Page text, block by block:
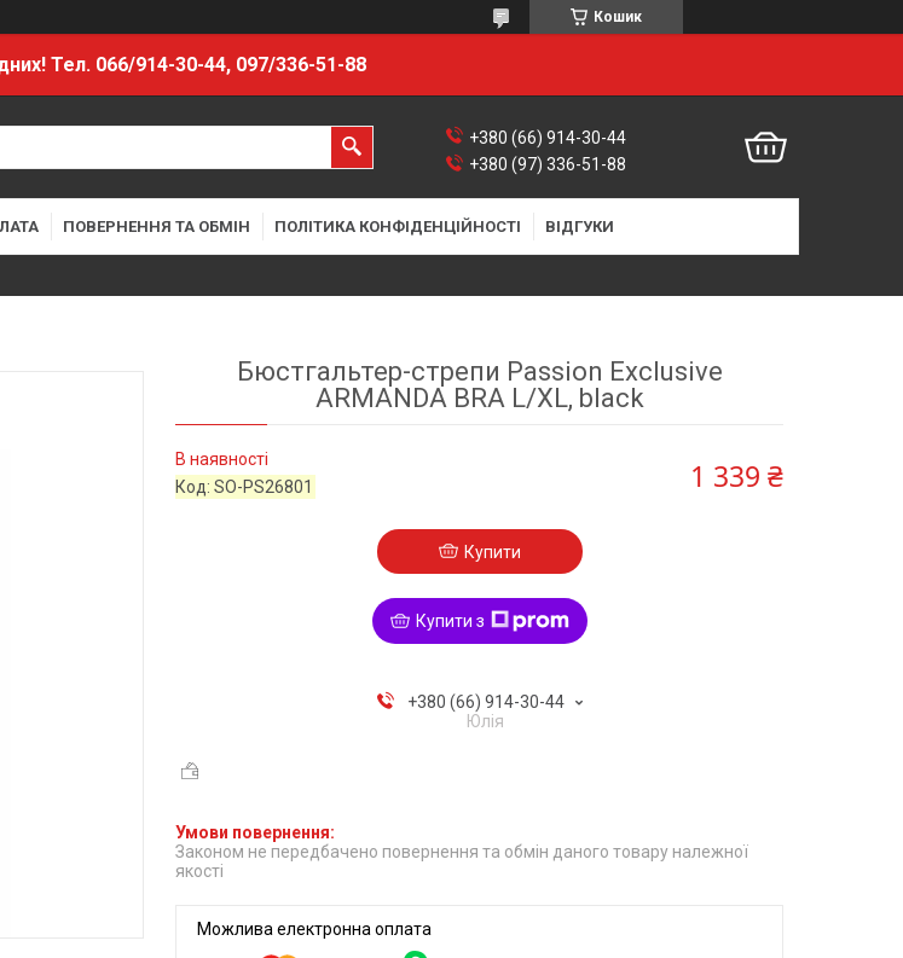
Кошик
Тел. 066/914-30-44, 097/336-51-88
+380 (66) 914-30-44
+380 (97) 336-51-88
ПОВЕРНЕННЯ ТА ОБМІН ПОЛІТИКА КОНФІДЕНЦІЙНОСТІ ВІДГУКИ
Бюстгальтер-стрепи Passion Exclusive
ARMANDA BRA L/XL, black
В наявності
Код:SO-PS26801 1 339 ₴
Купити
Купити з
+380 (66) 914-30-44
Юлія
Законом не передбачено повернення та обмін даного товару належної
якості